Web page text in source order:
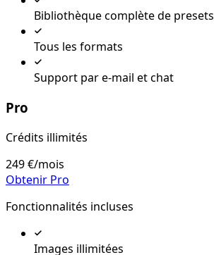
Bibliothèque complète de presets
Tous les formats
Support par e-mail et chat
Pro
Crédits illimités
249 €/mois
Obtenir Pro
Fonctionnalités incluses
Images illimitées